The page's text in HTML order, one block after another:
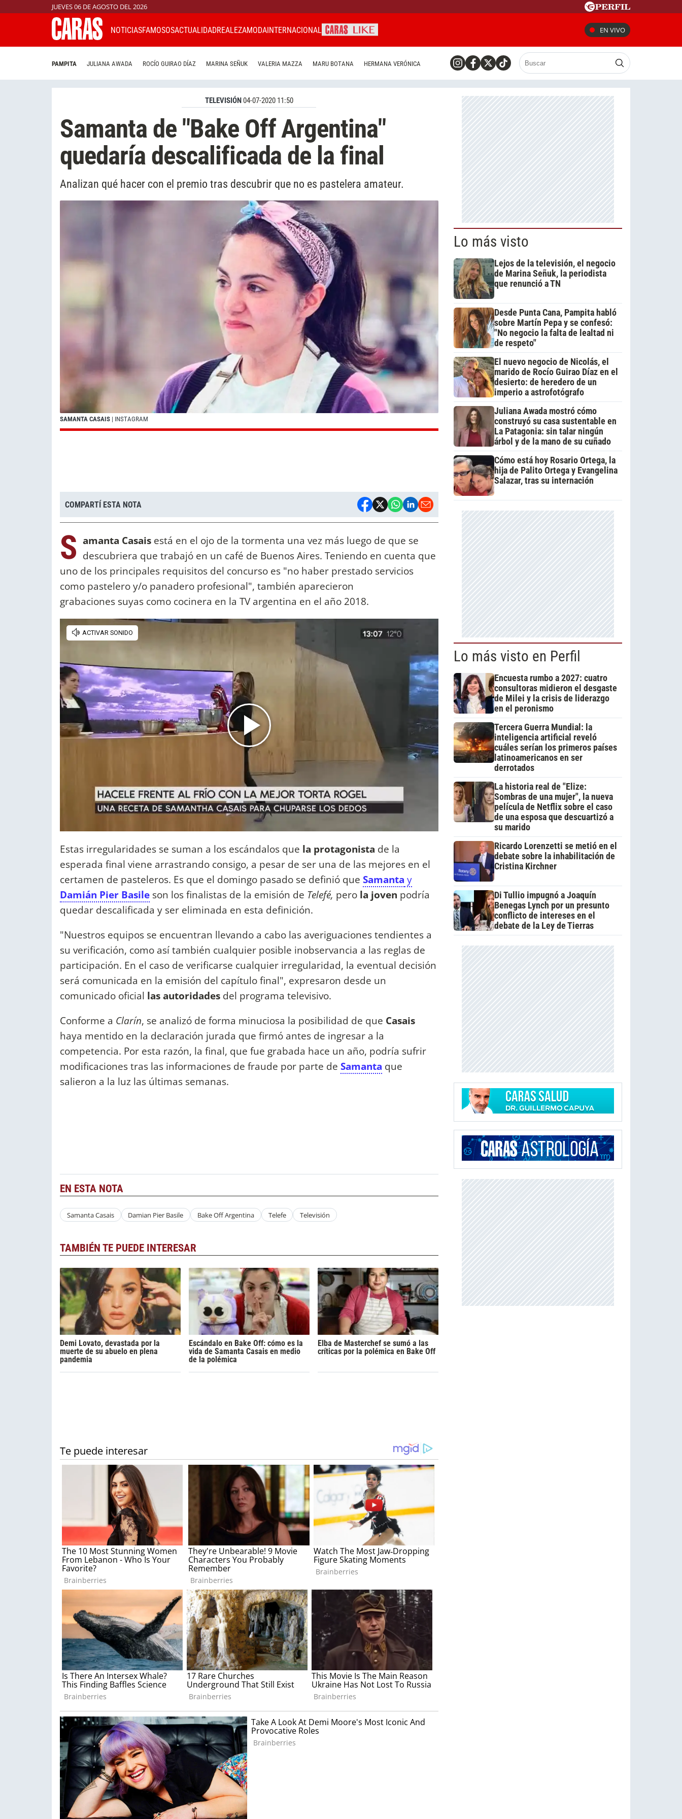
JUEVES 06 DE AGOSTO DEL 2026
NOTICIASFAMOSOSACTUALIDADREALEZAMODAINTERNACIONAL EN VIVO
PAMPITA JULIANA AWADA ROCÍO GUIRAO DÍAZ MARINA SEÑUK VALERIA MAZZA MARU BOTANA HERMANA VERÓNICA
TELEVISIÓN04-07-2020 11:50
Samanta de "Bake Off Argentina"
quedaría descalificada de la final
Analizan qué hacer con el premio tras descubrir que no es pastelera amateur.
SAMANTA CASAIS | INSTAGRAM
COMPARTÍ ESTA NOTA
S amanta Casais está en el ojo de la tormenta una vez más luego de que se
descubriera que trabajó en un café de Buenos Aires. Teniendo en cuenta que
uno de los principales requisitos del concurso es "no haber prestado servicios
como pastelero y/o panadero profesional", también aparecieron
grabaciones suyas como cocinera en la TV argentina en el año 2018.
Estas irregularidades se suman a los escándalos que la protagonista de la
esperada final viene arrastrando consigo, a pesar de ser una de las mejores en el
certamen de pasteleros. Es que el domingo pasado se definió que Samanta y
Damián Pier Basile son los finalistas de la emisión de Telefé, pero la joven podría
quedar descalificada y ser eliminada en esta definición.
"Nuestros equipos se encuentran llevando a cabo las averiguaciones tendientes a
su verificación, como así también cualquier posible inobservancia a las reglas de
participación. En el caso de verificarse cualquier irregularidad, la eventual decisión
será comunicada en la emisión del capítulo final", expresaron desde un
comunicado oficial las autoridades del programa televisivo.
Conforme a Clarín, se analizó de forma minuciosa la posibilidad de que Casais
haya mentido en la declaración jurada que firmó antes de ingresar a la
competencia. Por esta razón, la final, que fue grabada hace un año, podría sufrir
modificaciones tras las informaciones de fraude por parte de Samanta que
salieron a la luz las últimas semanas.
EN ESTA NOTA
Samanta Casais Damian Pier Basile Bake Off Argentina Telefe Televisión
TAMBIÉN TE PUEDE INTERESAR
Demi Lovato, devastada por la
muerte de su abuelo en plena
pandemia
Escándalo en Bake Off: cómo es la
vida de Samanta Casais en medio
de la polémica
Elba de Masterchef se sumó a las
críticas por la polémica en Bake Off
Lo más visto
Lejos de la televisión, el negocio
de Marina Señuk, la periodista
que renunció a TN
Desde Punta Cana, Pampita habló
sobre Martín Pepa y se confesó:
"No negocio la falta de lealtad ni
de respeto"
El nuevo negocio de Nicolás, el
marido de Rocío Guirao Díaz en el
desierto: de heredero de un
imperio a astrofotógrafo
Juliana Awada mostró cómo
construyó su casa sustentable en
La Patagonia: sin talar ningún
árbol y de la mano de su cuñado
Cómo está hoy Rosario Ortega, la
hija de Palito Ortega y Evangelina
Salazar, tras su internación
Lo más visto en Perfil
Encuesta rumbo a 2027: cuatro
consultoras midieron el desgaste
de Milei y la crisis de liderazgo
en el peronismo
Tercera Guerra Mundial: la
inteligencia artificial reveló
cuáles serían los primeros países
latinoamericanos en ser
derrotados
La historia real de "Elize:
Sombras de una mujer", la nueva
película de Netflix sobre el caso
de una esposa que descuartizó a
su marido
Ricardo Lorenzetti se metió en el
debate sobre la inhabilitación de
Cristina Kirchner
Di Tullio impugnó a Joaquín
Benegas Lynch por un presunto
conflicto de intereses en el
debate de la Ley de Tierras